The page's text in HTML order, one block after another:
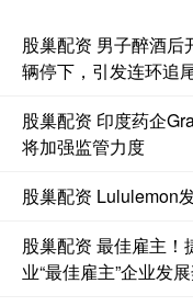
股巢配资 男子醉酒后
辆停下，引发连环追
股巢配资 印度药企
将加强监管力度
股巢配资 Lululemon
股巢配资 最佳雇主！
业“最佳雇主”企业发